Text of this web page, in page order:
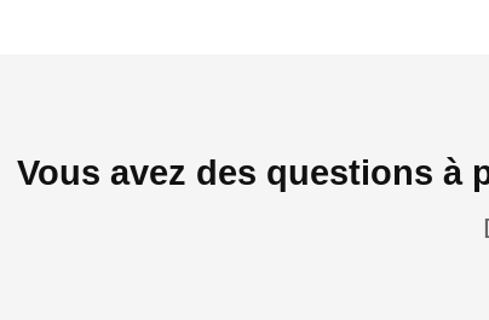
Vous avez des questions à